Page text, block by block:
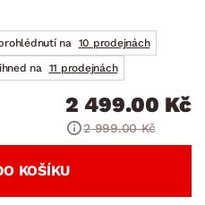
na
10 prodejnách
na
11 prodejnách
2 499.00 Kč
2 999.00 Kč
KOŠÍKU